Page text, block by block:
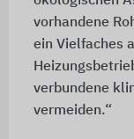
vorhandene
ein Vielfaches
verbundene
vermeiden.“